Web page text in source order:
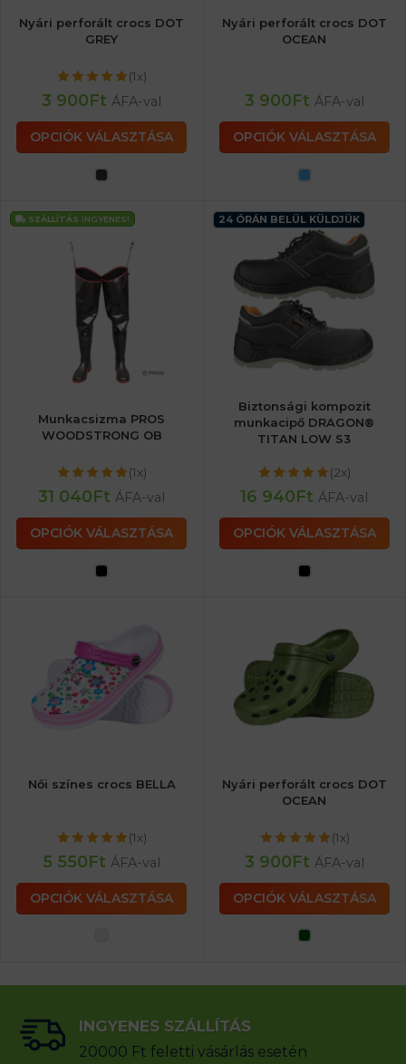
Nyári perforált crocs DOT
GREY
(1x)
3 900Ft ÁFA-val
OPCIÓK VÁLASZTÁSA
Nyári perforált crocs DOT
OCEAN
3 900Ft ÁFA-val
OPCIÓK VÁLASZTÁSA
SZÁLLÍTÁS INGYENES!
Munkacsizma PROS
WOODSTRONG OB
(1x)
31 040Ft ÁFA-val
OPCIÓK VÁLASZTÁSA
24 ÓRÁN BELÜL KÜLDJÜK
Biztonsági kompozit
munkacipő DRAGON®
TITAN LOW S3
(2x)
16 940Ft ÁFA-val
OPCIÓK VÁLASZTÁSA
Női színes crocs BELLA
(1x)
5 550Ft ÁFA-val
OPCIÓK VÁLASZTÁSA
Nyári perforált crocs DOT
OCEAN
(1x)
3 900Ft ÁFA-val
OPCIÓK VÁLASZTÁSA
INGYENES SZÁLLÍTÁS
20000 Ft feletti vásárlás esetén